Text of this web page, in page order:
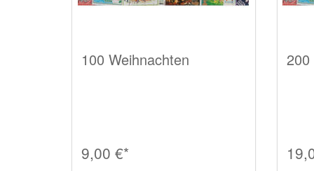
100 Weihnachten
9,00 €*
200